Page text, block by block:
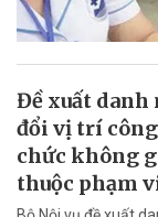
Đề xuất danh
đổi vị trí
chức không
thuộc phạm